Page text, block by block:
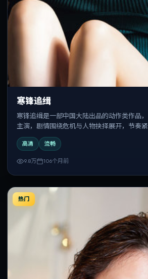
寒锋追缉
寒锋追缉是一部中国大陆出品的动作类作品
主演，剧情围绕危机与人物抉择展开，节奏
反复观看。
高清 流畅
9.8万 106个月前
热门